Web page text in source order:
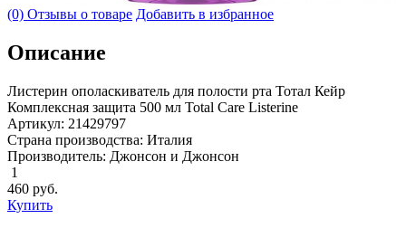
(0) Отзывы о товаре Добавить в избранное
Описание
Листерин ополаскиватель для полости рта Тотал Кейр
Комплексная защита 500 мл Total Care Listerine
Артикул: 21429797
Страна производства: Италия
Производитель: Джонсон и Джонсон
1
460 руб.
Купить